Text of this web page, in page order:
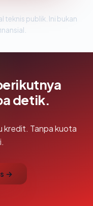
teknis publik. Ini bukan
detik.
kredit. Tanpa kuota
→